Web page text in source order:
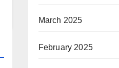
March 2025
February 2025